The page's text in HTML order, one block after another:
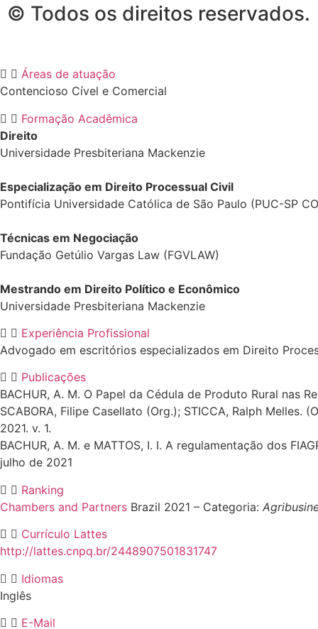
© Todos os direitos reservados.
Áreas de atuação
Contencioso Cível e Comercial
Formação Acadêmica
Direito
Universidade Presbiteriana Mackenzie
Especialização em Direito Processual Civil
Pontifícia Universidade Católica de São Paulo (PUC-SP
Técnicas em Negociação
Fundação Getúlio Vargas Law (FGVLAW)
Mestrando em Direito Político e Econômico
Universidade Presbiteriana Mackenzie
Experiência Profissional
Advogado em escritórios especializados em Direito
Publicações
BACHUR, A. M. O Papel da Cédula de Produto Rural nas
SCABORA, Filipe Casellato (Org.); STICCA, Ralph
2021. v. 1.
BACHUR, A. M. e MATTOS, I. I. A regulamentação dos
julho de 2021
Ranking
Chambers and Partners Brazil 2021 – Categoria:
Currículo Lattes
http://lattes.cnpq.br/2448907501831747
Idiomas
Inglês
E-Mail